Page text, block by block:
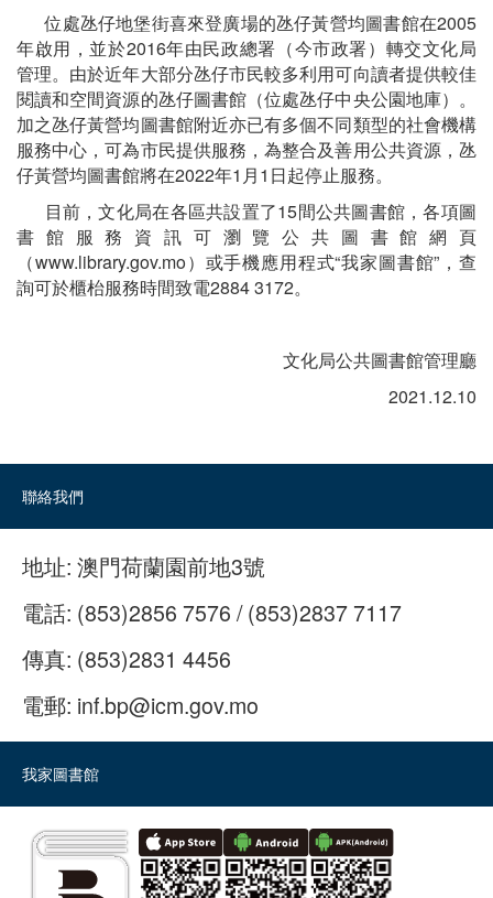
位處氹仔地堡街喜來登廣場的氹仔黃營均圖書館在2005
年啟用，並於2016年由民政總署（今市政署）轉交文化局
管理。由於近年大部分氹仔市民較多利用可向讀者提供較佳
閱讀和空間資源的氹仔圖書館（位處氹仔中央公園地庫）。
加之氹仔黃營均圖書館附近亦已有多個不同類型的社會機構
服務中心，可為市民提供服務，為整合及善用公共資源，氹
仔黃營均圖書館將在2022年1月1日起停止服務。
目前，文化局在各區共設置了15間公共圖書館，各項圖
書館服務資訊可瀏覽公共圖書館網頁
（www.library.gov.mo）或手機應用程式“我家圖書館”，查
詢可於櫃枱服務時間致電2884 3172。
文化局公共圖書館管理廳
2021.12.10
聯絡我們
地址: 澳門荷蘭園前地3號
電話: (853)2856 7576 / (853)2837 7117
傳真: (853)2831 4456
電郵: inf.bp@icm.gov.mo
我家圖書館